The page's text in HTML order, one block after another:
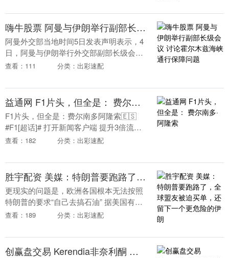
向“合二为一”....
嗨牛股票 阿曼与伊朗举行副部长级会议 讨论霍尔木兹海峡通行保障问题
阿曼外交部当地时间5日发表声明表示，4
日，阿曼与伊朗举行外交部副部长级会
议，双方相关领域专家出席。 会议期间，
海峡通行顺畅的....
查看：111 分类：出彩速配
益通网 F1片头，但全是： 费尔南多·阿隆索
F1片头，但全是：费尔南多阿隆索🇪🇸
#F1[超话]# 打开新闻客户端 提升3倍流畅
度....
查看：182 分类：出彩速配
胜宇配资 美媒：特朗普要跑路了，全球盟友被迫买单，还留下一个更危险的伊朗
更现实的问题是，欧洲各国根本无法按照
特朗普的要求“自己去搞石油” 据美国有线
电视新闻网（CNN）4月1日报道，特朗普
信号，他....
查看：189 分类：出彩速配
创赢盘交易 Kerendia非奈利酮 心衰合并肾病 一站式守护指南